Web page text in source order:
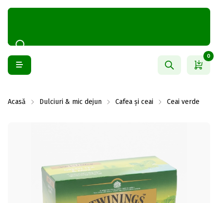
0
Acasă Dulciuri & mic dejun Cafea și ceai Ceai verde